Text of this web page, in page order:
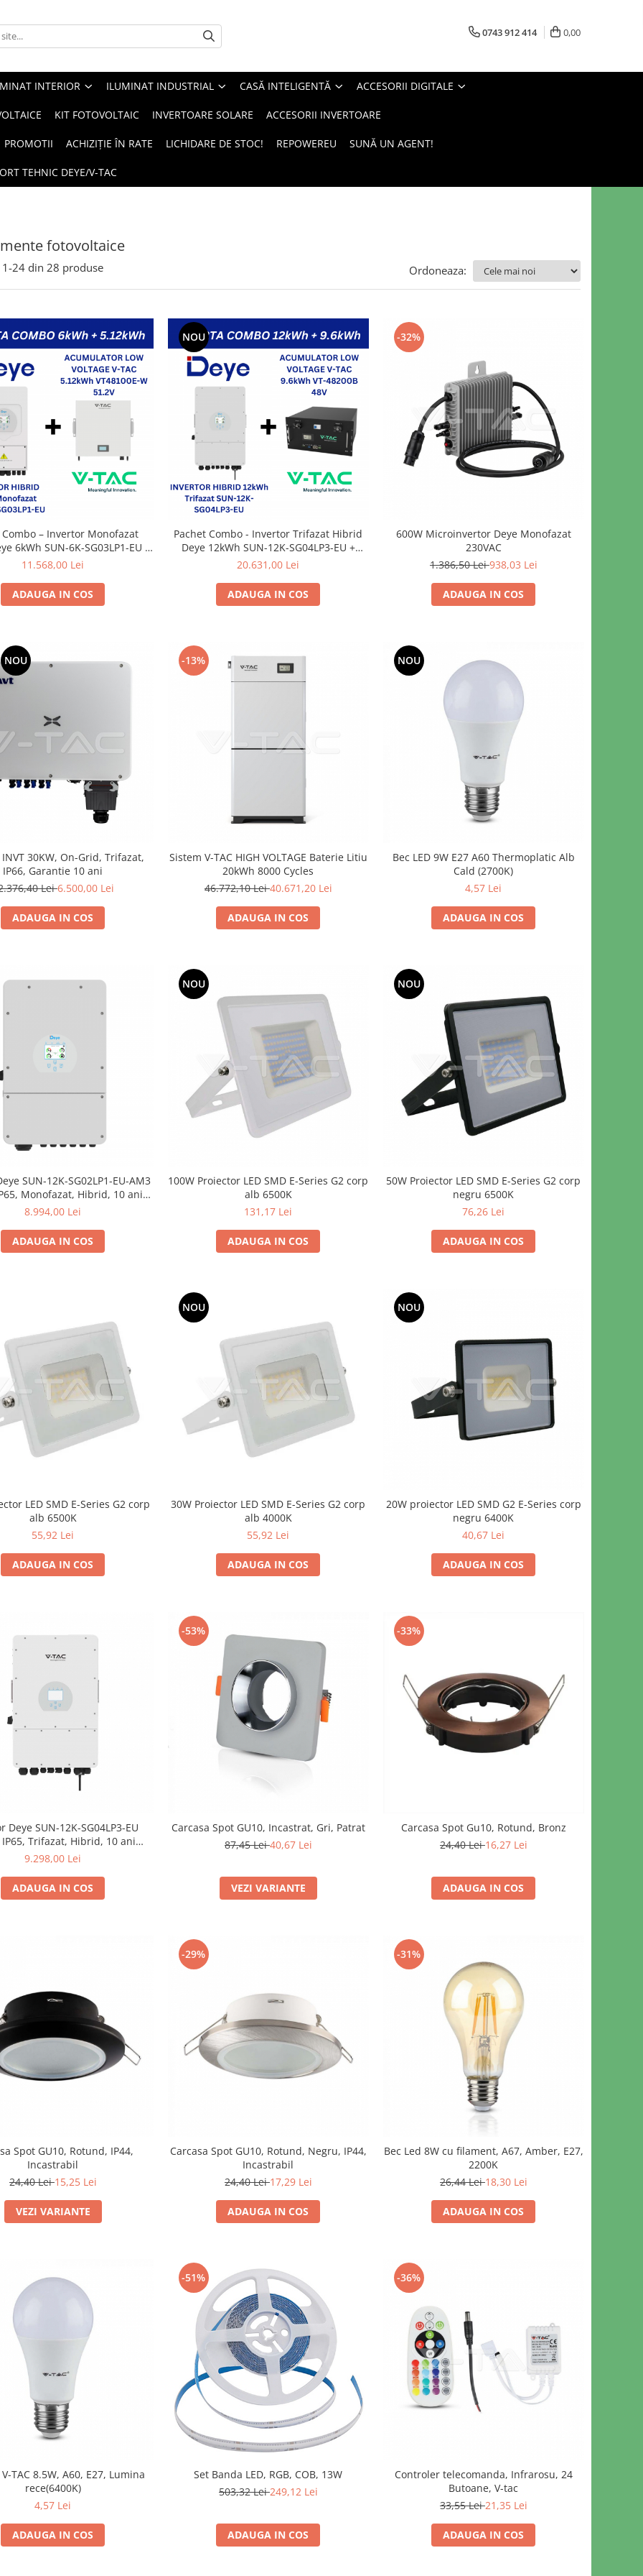
0743 912 414 0,00
INTERIOR ILUMINAT INDUSTRIAL CASĂ INTELIGENTĂ ACCESORII DIGITALE
KIT FOTOVOLTAIC INVERTOARE SOLARE ACCESORII INVERTOARE
PROMOTII ACHIZIȚIE ÎN RATE LICHIDARE DE STOC! REPOWEREU SUNĂ UN AGENT!
TEHNIC DEYE/V-TAC
fotovoltaice
1-24 din 28 produse Ordoneaza:
Combo – Invertor Monofazat
6kWh SUN-6K-SG03LP1-EU +
V-TAC 51.2V 5.12kWh Low
11.568,00 Lei
ADAUGA IN COS
NOU
Pachet Combo - Invertor Trifazat Hibrid
Deye 12kWh SUN-12K-SG04LP3-EU +
Acumulator V-TAC 48V 9.6kWh Low
20.631,00 Lei
ADAUGA IN COS
-32%
600W Microinvertor Deye Monofazat
230VAC
1.386,50 Lei938,03 Lei
ADAUGA IN COS
NOU
30KW, On-Grid, Trifazat,
IP66, Garantie 10 ani
Lei6.500,00 Lei
ADAUGA IN COS
-13%
Sistem V-TAC HIGH VOLTAGE Baterie Litiu
20kWh 8000 Cycles
46.772,10 Lei40.671,20 Lei
ADAUGA IN COS
NOU
Bec LED 9W E27 A60 Thermoplatic Alb
Cald (2700K)
4,57 Lei
ADAUGA IN COS
SUN-12K-SG02LP1-EU-AM3
Monofazat, Hibrid, 10 ani
Display LCD, Intrare pentru
8.994,00 Lei
ADAUGA IN COS
NOU
100W Proiector LED SMD E-Series G2 corp
alb 6500K
131,17 Lei
ADAUGA IN COS
NOU
50W Proiector LED SMD E-Series G2 corp
negru 6500K
76,26 Lei
ADAUGA IN COS
LED SMD E-Series G2 corp
alb 6500K
55,92 Lei
ADAUGA IN COS
NOU
30W Proiector LED SMD E-Series G2 corp
alb 4000K
55,92 Lei
ADAUGA IN COS
NOU
20W proiector LED SMD G2 E-Series corp
negru 6400K
40,67 Lei
ADAUGA IN COS
Deye SUN-12K-SG04LP3-EU
IP65, Trifazat, Hibrid, 10 ani
Display LCD, Intrare pentru
9.298,00 Lei
ADAUGA IN COS
-53%
Carcasa Spot GU10, Incastrat, Gri, Patrat
87,45 Lei40,67 Lei
VEZI VARIANTE
-33%
Carcasa Spot Gu10, Rotund, Bronz
24,40 Lei16,27 Lei
ADAUGA IN COS
Spot GU10, Rotund, IP44,
Incastrabil
24,40 Lei15,25 Lei
VEZI VARIANTE
-29%
Carcasa Spot GU10, Rotund, Negru, IP44,
Incastrabil
24,40 Lei17,29 Lei
ADAUGA IN COS
-31%
Bec Led 8W cu filament, A67, Amber, E27,
2200K
26,44 Lei18,30 Lei
ADAUGA IN COS
V-TAC 8.5W, A60, E27, Lumina
rece(6400K)
4,57 Lei
ADAUGA IN COS
-51%
Set Banda LED, RGB, COB, 13W
503,32 Lei249,12 Lei
ADAUGA IN COS
-36%
Controler telecomanda, Infrarosu, 24
Butoane, V-tac
33,55 Lei21,35 Lei
ADAUGA IN COS